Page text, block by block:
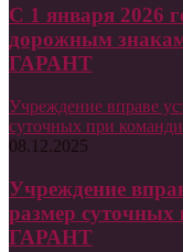
С 1 января 2026
дорожным
ГАРАНТ
Учреждение вправе
суточных при
08.12.2025
Учреждение
размер
ГАРАНТ